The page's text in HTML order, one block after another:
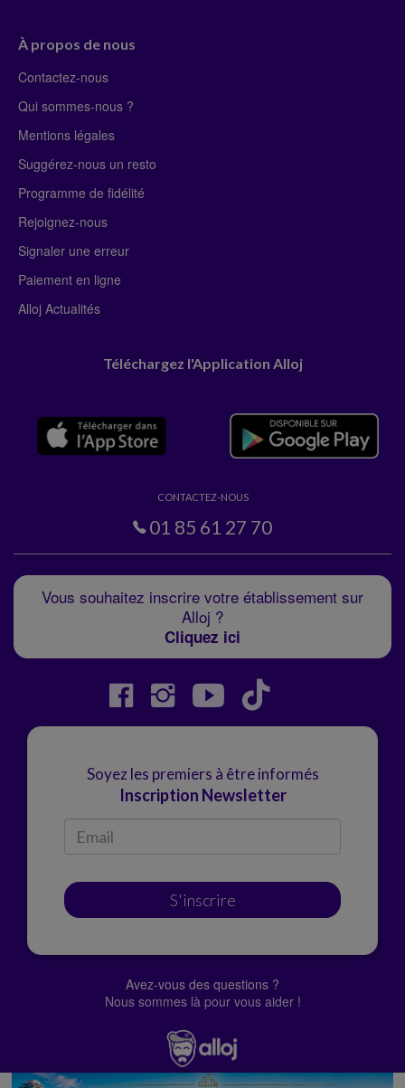
À propos de nous
Contactez-nous
Qui sommes-nous ?
Mentions légales
Suggérez-nous un resto
Programme de fidélité
Rejoignez-nous
Signaler une erreur
Paiement en ligne
Alloj Actualités
Téléchargez l'Application Alloj
CONTACTEZ-NOUS
01 85 61 27 70
Vous souhaitez inscrire votre établissement sur
Alloj ?
Cliquez ici
Soyez les premiers à être informés
Inscription Newsletter
S'inscrire
Avez-vous des questions ?
Nous sommes là pour vous aider !